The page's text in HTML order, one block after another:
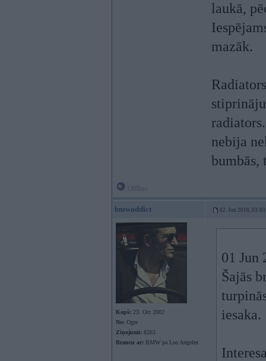
laukā,
mazāk.
nebija
bumbās,
bmwaddict 02. Jun 2018, 03:03
Kopš: 23. Oct 2002
No: Ogre
Ziņojumi: 8263
Braucu ar: BMW pa Los Angeles
01 Jun
Šajās
iesaka.